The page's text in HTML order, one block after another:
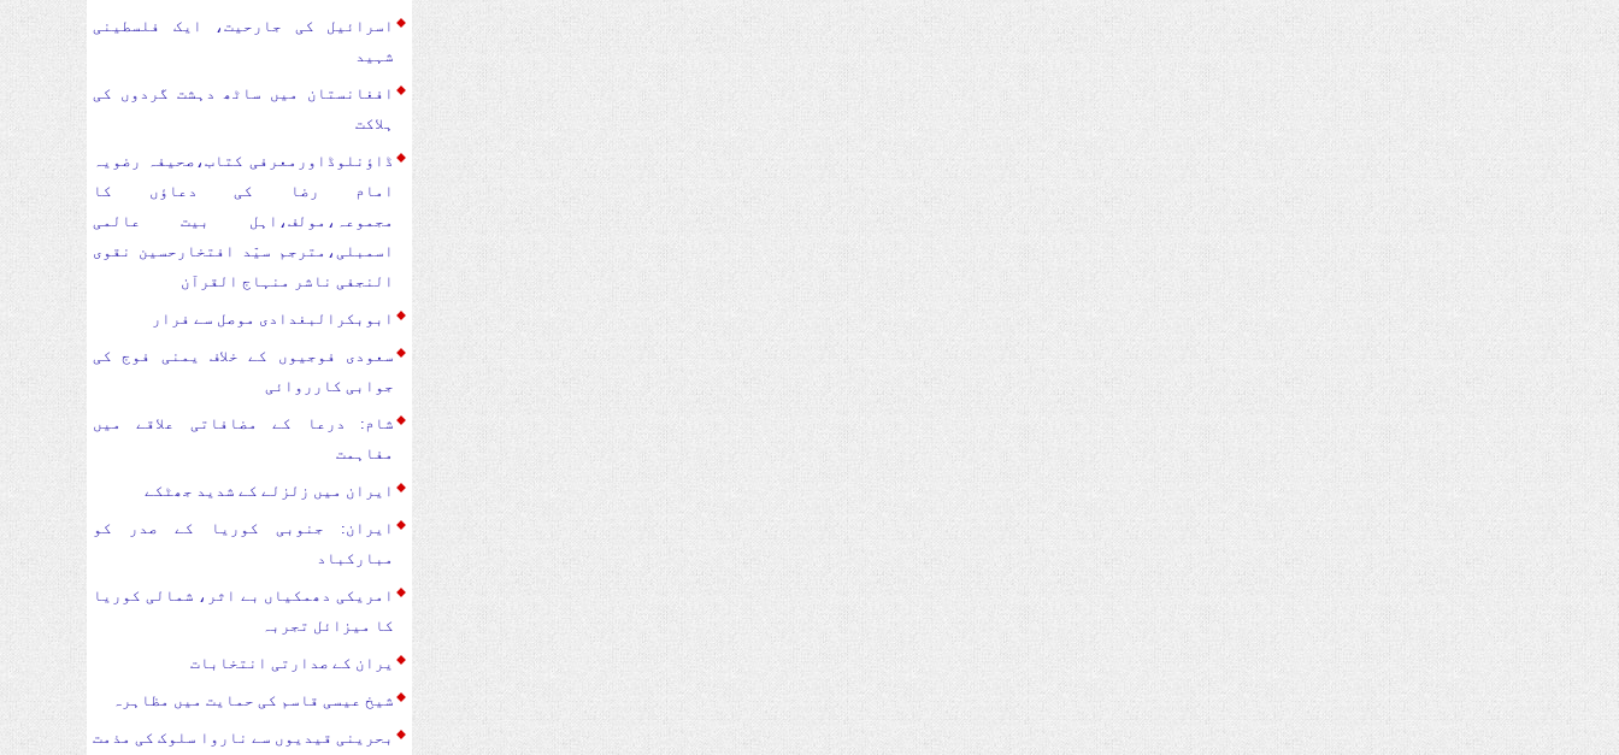
اسرائیل کی جارحیت، ایک فلسطینی
شہید
افغانستان میں ساٹھ دہشت گردوں کی
ہلاکت
ڈاؤنلوڈاورمعرفی کتاب،صحیفہ رضویہ
امام رضا کی دعاؤں کا
مجموعہ،مولف،اہل بیت عالمی
اسمبلی،مترجم سیّد افتخارحسین نقوی
النجفی ناشر منہاج القرآن
ابوبکرالبغدادی موصل سے فرار
سعودی فوجیوں کے خلاف یمنی فوج کی
جوابی کارروائی
شام: درعا کے مضافاتی علاقے میں
مفاہمت
ایران میں زلزلے کے شدید جھٹکے
ایران: جنوبی کوریا کے صدر کو
مبارکباد
امریکی دھمکیاں بے اثر، شمالی کوریا
کا میزائل تجربہ
یران کے صدارتی انتخابات
شیخ عیسی قاسم کی حمایت میں مظاہرہ
بحرینی قیدیوں سے ناروا سلوک کی مذمت